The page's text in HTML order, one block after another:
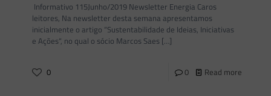
Informativo 115Junho/2019 Newsletter Energia Caros
leitores, Na newsletter desta semana apresentamos
inicialmente o artigo “Sustentabilidade de Ideias, Iniciativas
e Ações“, no qual o sócio Marcos Saes […]
0 0 Read more